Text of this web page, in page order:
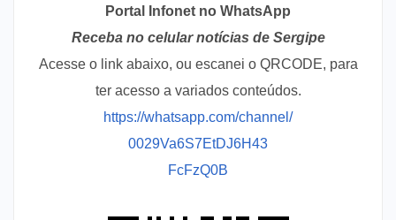
Portal Infonet no WhatsApp
Receba no celular notícias de Sergipe
Acesse o link abaixo, ou escanei o QRCODE, para
ter acesso a variados conteúdos.
https://whatsapp.com/channel/
0029Va6S7EtDJ6H43
FcFzQ0B